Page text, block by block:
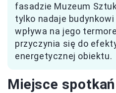
fasadzie Muzeum
tylko nadaje
wpływa na jego
przyczynia się do
energetycznej obiektu.
Miejsce spotkań